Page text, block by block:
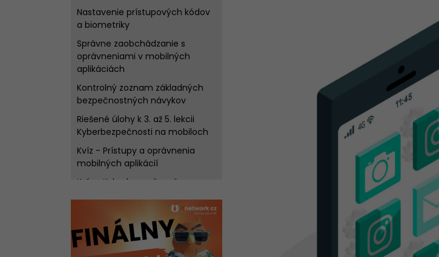
Nastavenie prístupových kódov
a biometriky
Správne zaobchádzanie s
oprávneniami v mobilných
aplikáciách
Kontrolný zoznam základných
bezpečnostných návykov
Riešené úlohy k 3. až 5. lekcii
Kyberbezpečnosti na mobiloch
Kvíz - Prístupy a oprávnenia
mobilných aplikácií
Kvíz - Kyberbezpečnosť na
Kyberbezpečnosť na mobiloch -
Ťahák